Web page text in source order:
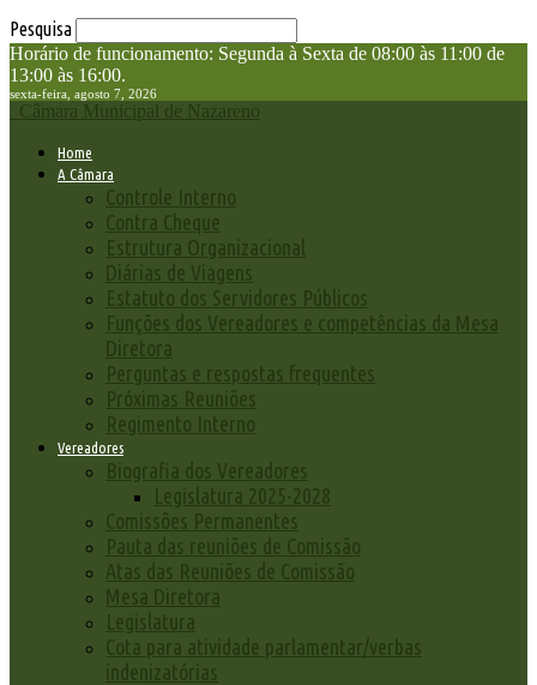
Pesquisa
Horário de funcionamento: Segunda à Sexta de 08:00 às 11:00 de
13:00 às 16:00.
sexta-feira, agosto 7, 2026
Câmara Municipal de Nazareno
Home
A Câmara
Controle Interno
Contra Cheque
Estrutura Organizacional
Diárias de Viagens
Estatuto dos Servidores Públicos
Funções dos Vereadores e competências da Mesa
Diretora
Perguntas e respostas frequentes
Próximas Reuniões
Regimento Interno
Vereadores
Biografia dos Vereadores
Legislatura 2025-2028
Comissões Permanentes
Pauta das reuniões de Comissão
Atas das Reuniões de Comissão
Mesa Diretora
Legislatura
Cota para atividade parlamentar/verbas
indenizatórias